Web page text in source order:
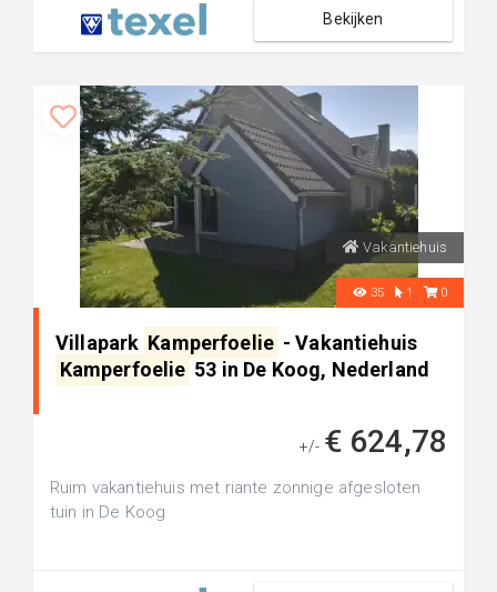
Bekijken
Vakantiehuis
35 1 0
Villapark Kamperfoelie - Vakantiehuis
Kamperfoelie 53 in De Koog, Nederland
+/- € 624,78
Ruim vakantiehuis met riante zonnige afgesloten
tuin in De Koog